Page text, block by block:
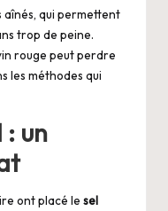
aînés, qui permettent
trop de peine.
rouge peut perdre
les méthodes qui
: un
ont placé le sel